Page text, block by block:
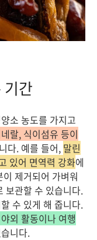
기간
소 농도를 가지고
랄, 식이섬유 등이
다. 예를 들어, 말린
있어 면역력 강화에
제거되어 가벼워
보관할 수 있습니다.
수 있게 해 줍니다.
외 활동이나 여행
니다.